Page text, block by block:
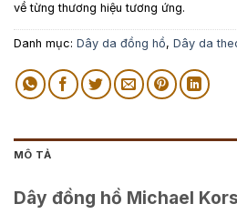
về từng thương hiệu tương ứng.
Danh mục: Dây da đồng hồ, Dây da
MÔ TẢ
Dây đồng hồ Michael Kors